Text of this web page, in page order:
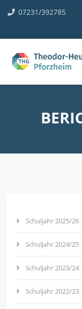
07231/392785
Schuljahr 2025/26
Schuljahr 2024/25
Schuljahr 2023/24
Schuljahr 2022/23